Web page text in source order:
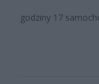
godziny 17